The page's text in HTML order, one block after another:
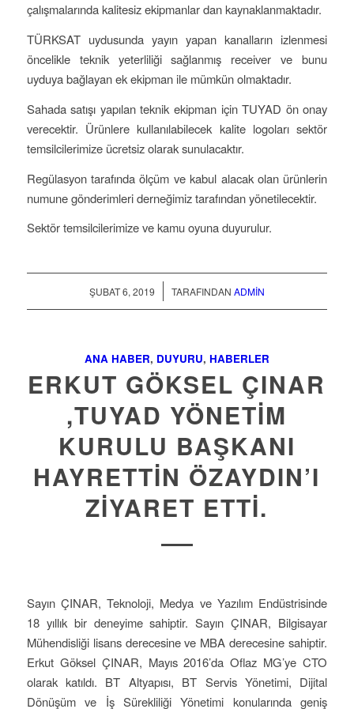
çalışmalarında kalitesiz ekipmanlar dan kaynaklanmaktadır.
TÜRKSAT uydusunda yayın yapan kanalların izlenmesi
öncelikle teknik yeterliliği sağlanmış receiver ve bunu
uyduya bağlayan ek ekipman ile mümkün olmaktadır.
Sahada satışı yapılan teknik ekipman için TUYAD ön onay
verecektir. Ürünlere kullanılabilecek kalite logoları sektör
temsilcilerimize ücretsiz olarak sunulacaktır.
Regülasyon tarafında ölçüm ve kabul alacak olan ürünlerin
numune gönderimleri derneğimiz tarafından yönetilecektir.
Sektör temsilcilerimize ve kamu oyuna duyurulur.
ŞUBAT 6, 2019
/ TARAFINDAN ADMIN
ANA HABER, DUYURU, HABERLER
ERKUT GÖKSEL ÇINAR
,TUYAD YÖNETIM
KURULU BAŞKANI
HAYRETTIN ÖZAYDIN’I
ZIYARET ETTI.
Sayın ÇINAR, Teknoloji, Medya ve Yazılım Endüstrisinde
18 yıllık bir deneyime sahiptir. Sayın ÇINAR, Bilgisayar
Mühendisliği lisans derecesine ve MBA derecesine sahiptir.
Erkut Göksel ÇINAR, Mayıs 2016’da Oflaz MG’ye CTO
olarak katıldı. BT Altyapısı, BT Servis Yönetimi, Dijital
Dönüşüm ve İş Sürekliliği Yönetimi konularında geniş